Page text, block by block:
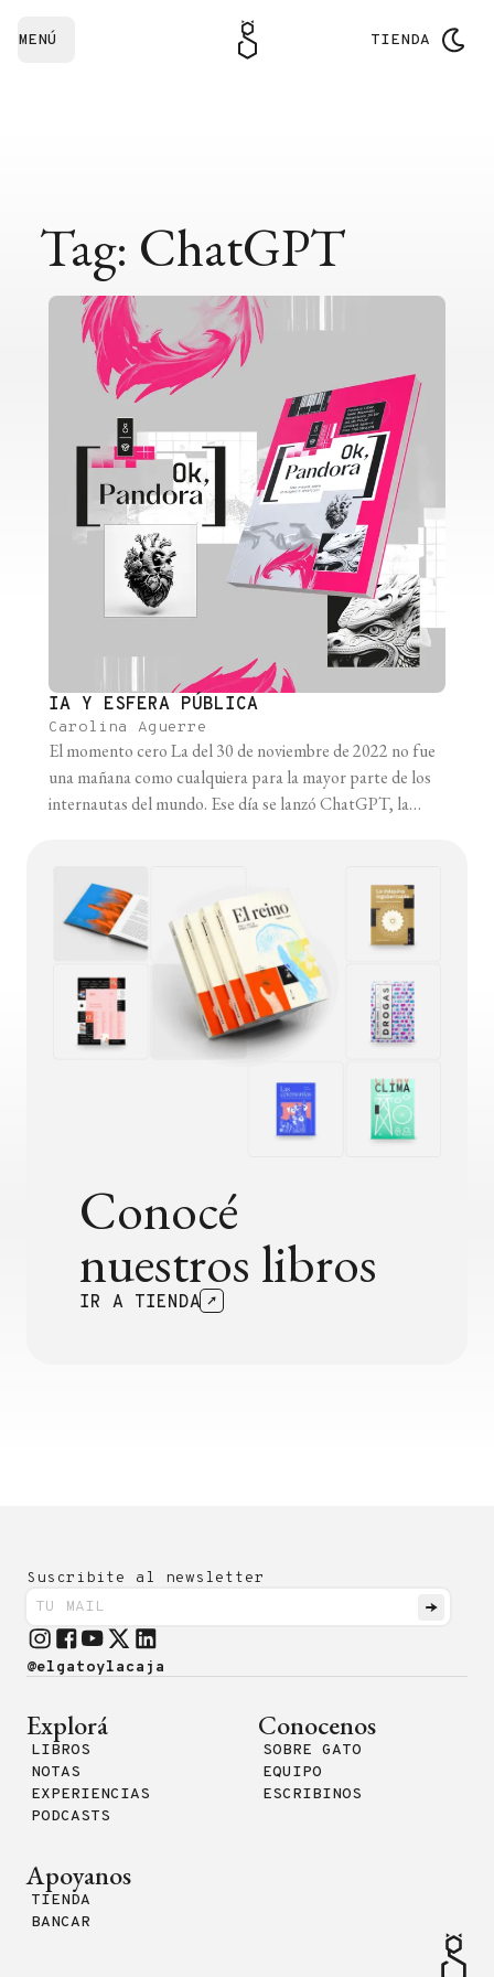
MENÚ TIENDA
Tag: ChatGPT
IA Y ESFERA PÚBLICA
Carolina Aguerre
El momento cero La del 30 de noviembre de 2022 no fue
una mañana como cualquiera para la mayor parte de los
internautas del mundo. Ese día se lanzó ChatGPT, la
pública sobre la IA y visibilizaron el potencial de esta
tecnología [...]
Conocé
nuestros libros
IR A TIENDA
Suscribite al newsletter
@elgatoylacaja
Explorá
LIBROS
NOTAS
EXPERIENCIAS
PODCASTS
Conocenos
SOBRE GATO
EQUIPO
ESCRIBINOS
Apoyanos
TIENDA
BANCAR